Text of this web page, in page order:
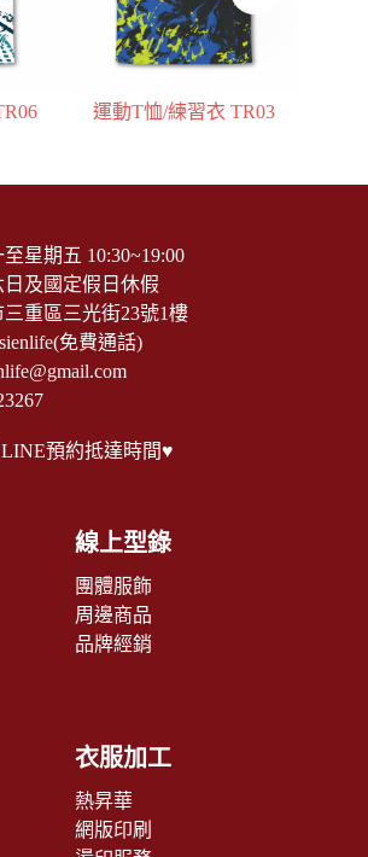
TR03 運動T恤/練習衣 TR05
星期五 10:30~19:00
及國定假日休假
重區三光街23號1樓
(免費通話)
預約抵達時間♥
線上型錄
團體服飾
周邊商品
品牌經銷
衣服加工
熱昇華
網版印刷